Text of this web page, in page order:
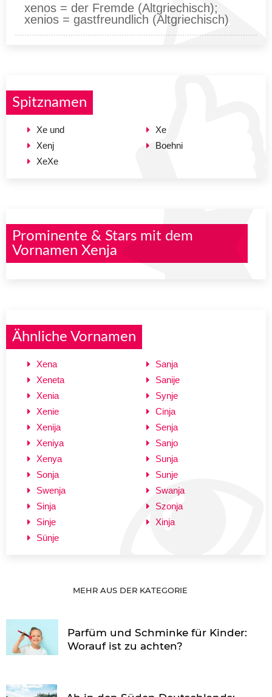
xenos = der Fremde (Altgriechisch);
xenios = gastfreundlich (Altgriechisch)
Spitznamen
Xe und
Xenj
XeXe
Xe
Boehni
Prominente & Stars mit dem
Vornamen Xenja
Ähnliche Vornamen
Xena
Xeneta
Xenia
Xenie
Xenija
Xeniya
Xenya
Sonja
Swenja
Sinja
Sinje
Sünje
Sanja
Sanije
Synje
Cinja
Senja
Sanjo
Sunja
Sunje
Swanja
Szonja
Xinja
MEHR AUS DER KATEGORIE
Parfüm und Schminke für Kinder:
Worauf ist zu achten?